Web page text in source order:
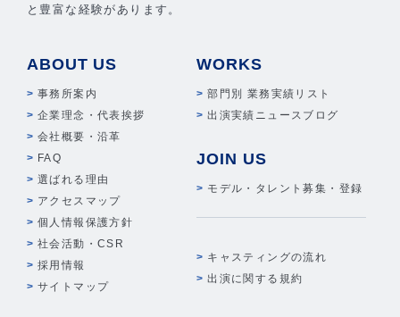
と豊富な経験があります。
ABOUT US
事務所案内
企業理念・代表挨拶
会社概要・沿革
FAQ
選ばれる理由
アクセスマップ
個人情報保護方針
社会活動・CSR
採用情報
サイトマップ
WORKS
部門別 業務実績リスト
出演実績ニュースブログ
JOIN US
モデル・タレント募集・登録
キャスティングの流れ
出演に関する規約